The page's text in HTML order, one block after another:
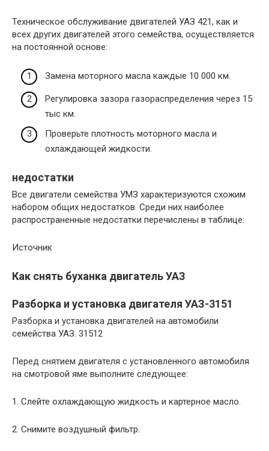
Техническое обслуживание двигателей УАЗ 421, как и
всех других двигателей этого семейства, осуществляется
на постоянной основе:
Замена моторного масла каждые 10 000 км.
Регулировка зазора газораспределения через 15
тыс км.
Проверьте плотность моторного масла и
охлаждающей жидкости.
недостатки
Все двигатели семейства УМЗ характеризуются схожим
набором общих недостатков. Среди них наиболее
распространенные недостатки перечислены в таблице:
Источник
Как снять буханка двигатель УАЗ
Разборка и установка двигателя УАЗ-3151
Разборка и установка двигателей на автомобили
семейства УАЗ. 31512
Перед снятием двигателя с установленного автомобиля
на смотровой яме выполните следующее:
1. Слейте охлаждающую жидкость и картерное масло.
2. Снимите воздушный фильтр.